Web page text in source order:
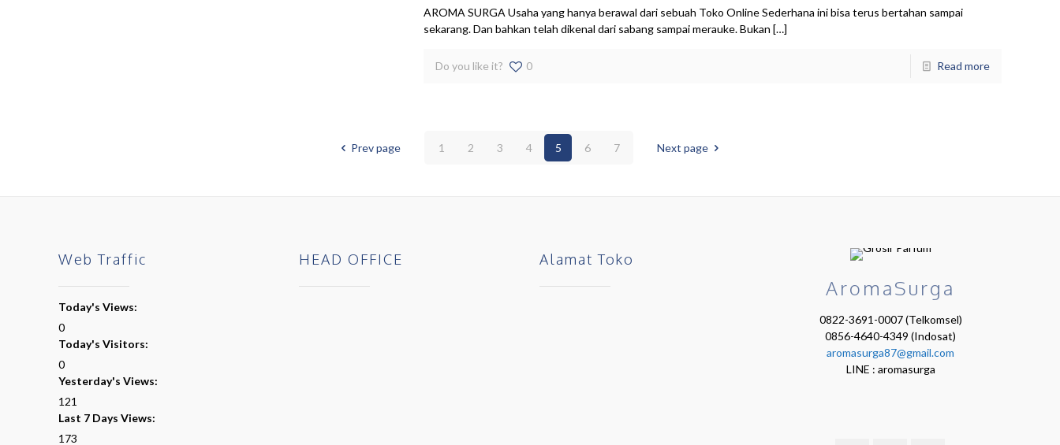
AROMA SURGA Usaha yang hanya berawal dari sebuah Toko Online Sederhana ini bisa terus bertahan sampai
sekarang. Dan bahkan telah dikenal dari sabang sampai merauke. Bukan […]
Do you like it? 0 Read more
Prev page 1 2 3 4 5 6 7 Next page
Web Traffic
Today's Views:
0
Today's Visitors:
0
Yesterday's Views:
121
Last 7 Days Views:
173
HEAD OFFICE Alamat Toko
AromaSurga
0822-3691-0007 (Telkomsel)
0856-4640-4349 (Indosat)
aromasurga87@gmail.com
LINE : aromasurga